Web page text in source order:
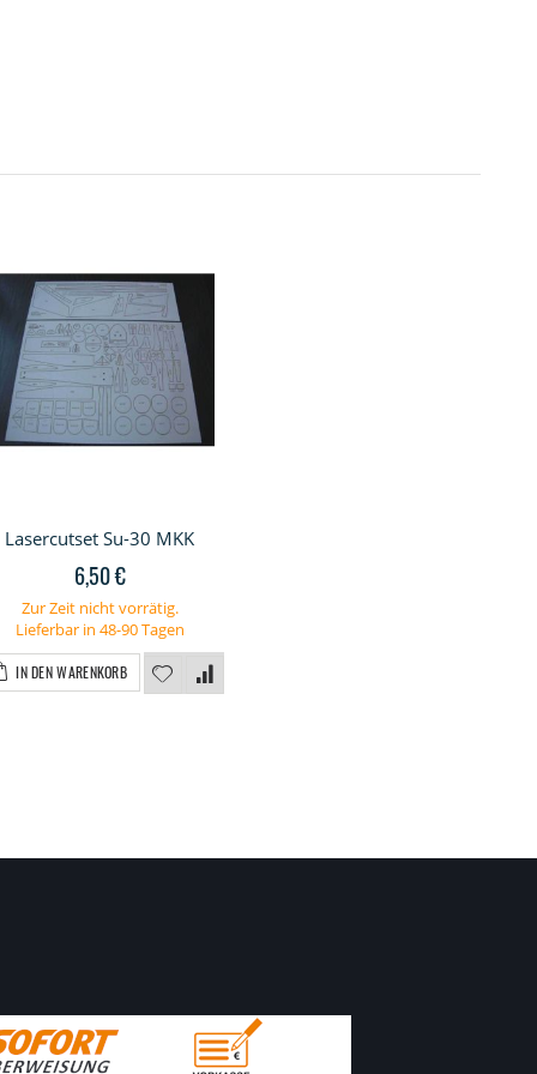
Lasercutset Su-30 MKK
6,50 €
Zur Zeit nicht vorrätig.
Lieferbar in 48-90 Tagen
IN DEN WARENKORB